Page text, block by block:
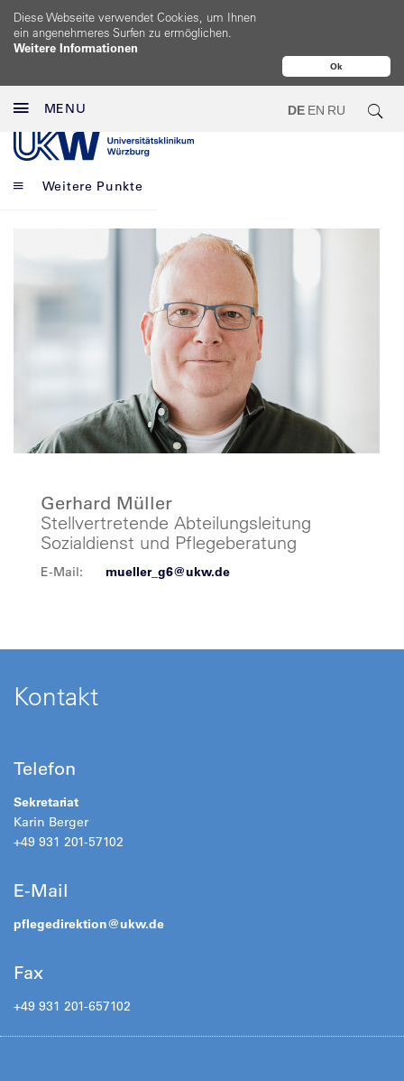
Ok
Diese Webseite verwendet Cookies, um Ihnen
ein angenehmeres Surfen zu ermöglichen.
Weitere Informationen
MENU DE EN RU
Weitere Punkte
Gerhard Müller
Stellvertretende Abteilungsleitung
Sozialdienst und Pflegeberatung
E-Mail: mueller_g6@ukw.de
Kontakt
Telefon
Sekretariat
Karin Berger
+49 931 201-57102
E-Mail
pflegedirektion@ukw.de
Fax
+49 931 201-657102